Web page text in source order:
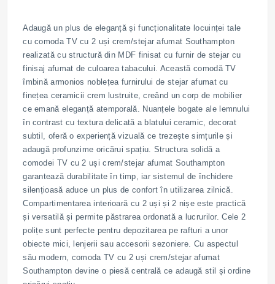
Adaugă un plus de eleganță și funcționalitate locuinței tale
cu comoda TV cu 2 uși crem/stejar afumat Southampton
realizată cu structură din MDF finisat cu furnir de stejar cu
finisaj afumat de culoarea tabacului. Această comodă TV
îmbină armonios noblețea furnirului de stejar afumat cu
finețea ceramicii crem lustruite, creând un corp de mobilier
ce emană eleganță atemporală. Nuanțele bogate ale lemnului
în contrast cu textura delicată a blatului ceramic, decorat
subtil, oferă o experiență vizuală ce trezește simțurile și
adaugă profunzime oricărui spațiu. Structura solidă a
comodei TV cu 2 uși crem/stejar afumat Southampton
garantează durabilitate în timp, iar sistemul de închidere
silențioasă aduce un plus de confort în utilizarea zilnică.
Compartimentarea interioară cu 2 uși și 2 nișe este practică
și versatilă și permite păstrarea ordonată a lucrurilor. Cele 2
polițe sunt perfecte pentru depozitarea pe rafturi a unor
obiecte mici, lenjerii sau accesorii sezoniere. Cu aspectul
său modern, comoda TV cu 2 uși crem/stejar afumat
Southampton devine o piesă centrală ce adaugă stil și ordine